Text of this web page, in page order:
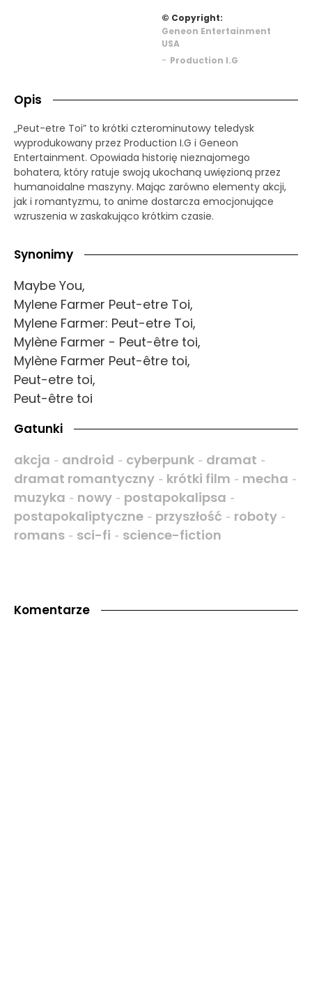
© Copyright:
Geneon Entertainment
USA
- Production I.G
Opis
„Peut-etre Toi” to krótki czterominutowy teledysk
wyprodukowany przez Production I.G i Geneon
Entertainment. Opowiada historię nieznajomego
bohatera, który ratuje swoją ukochaną uwięzioną przez
humanoidalne maszyny. Mając zarówno elementy akcji,
jak i romantyzmu, to anime dostarcza emocjonujące
wzruszenia w zaskakująco krótkim czasie.
Synonimy
Maybe You,
Mylene Farmer Peut-etre Toi,
Mylene Farmer: Peut-etre Toi,
Mylène Farmer - Peut-être toi,
Mylène Farmer Peut-être toi,
Peut-etre toi,
Peut-être toi
Gatunki
akcja - android - cyberpunk - dramat -
dramat romantyczny - krótki film - mecha -
muzyka - nowy - postapokalipsa -
postapokaliptyczne - przyszłość - roboty -
romans - sci-fi - science-fiction
Komentarze